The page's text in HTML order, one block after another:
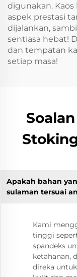
digunakan.
aspek prestasi
dijalankan,
sentiasa hebat!
dan tempatan
setiap masa!
Apakah bahan
sulaman tersuai
Kami
tinggi
spandeks
ketahanan,
direka